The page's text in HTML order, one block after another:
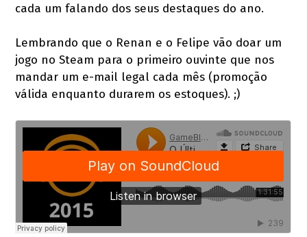
cada um falando dos seus destaques do ano.
Lembrando que o Renan e o Felipe vão doar um
jogo no Steam para o primeiro ouvinte que nos
mandar um e-mail legal cada mês (promoção
válida enquanto durarem os estoques). ;)